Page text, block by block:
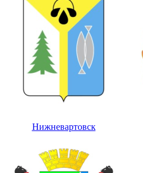
Нижневартовск